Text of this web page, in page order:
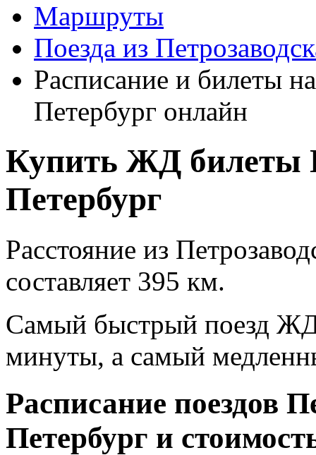
Маршруты
Поезда из
Расписание и билеты
Петербург онлайн
Купить ЖД билеты
Петербург
Расстояние из
составляет 395 км.
Самый быстрый поезд ЖД
минуты, а самый
Расписание поездов
Петербург и